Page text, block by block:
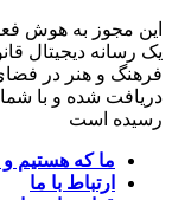
این مجوز به هوش
یک رسانه دیجیتال
فرهنگ و هنر در
رسیده است
ما که هستیم
ارتباط با ما